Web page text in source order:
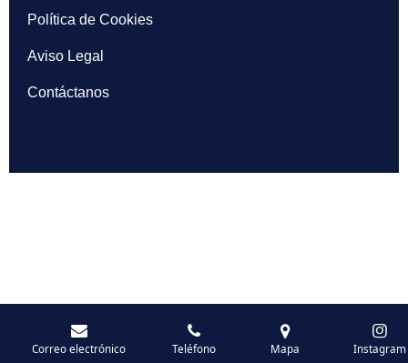
Política de Cookies
Aviso Legal
Contáctanos
Correo electrónico Teléfono Mapa Instagram